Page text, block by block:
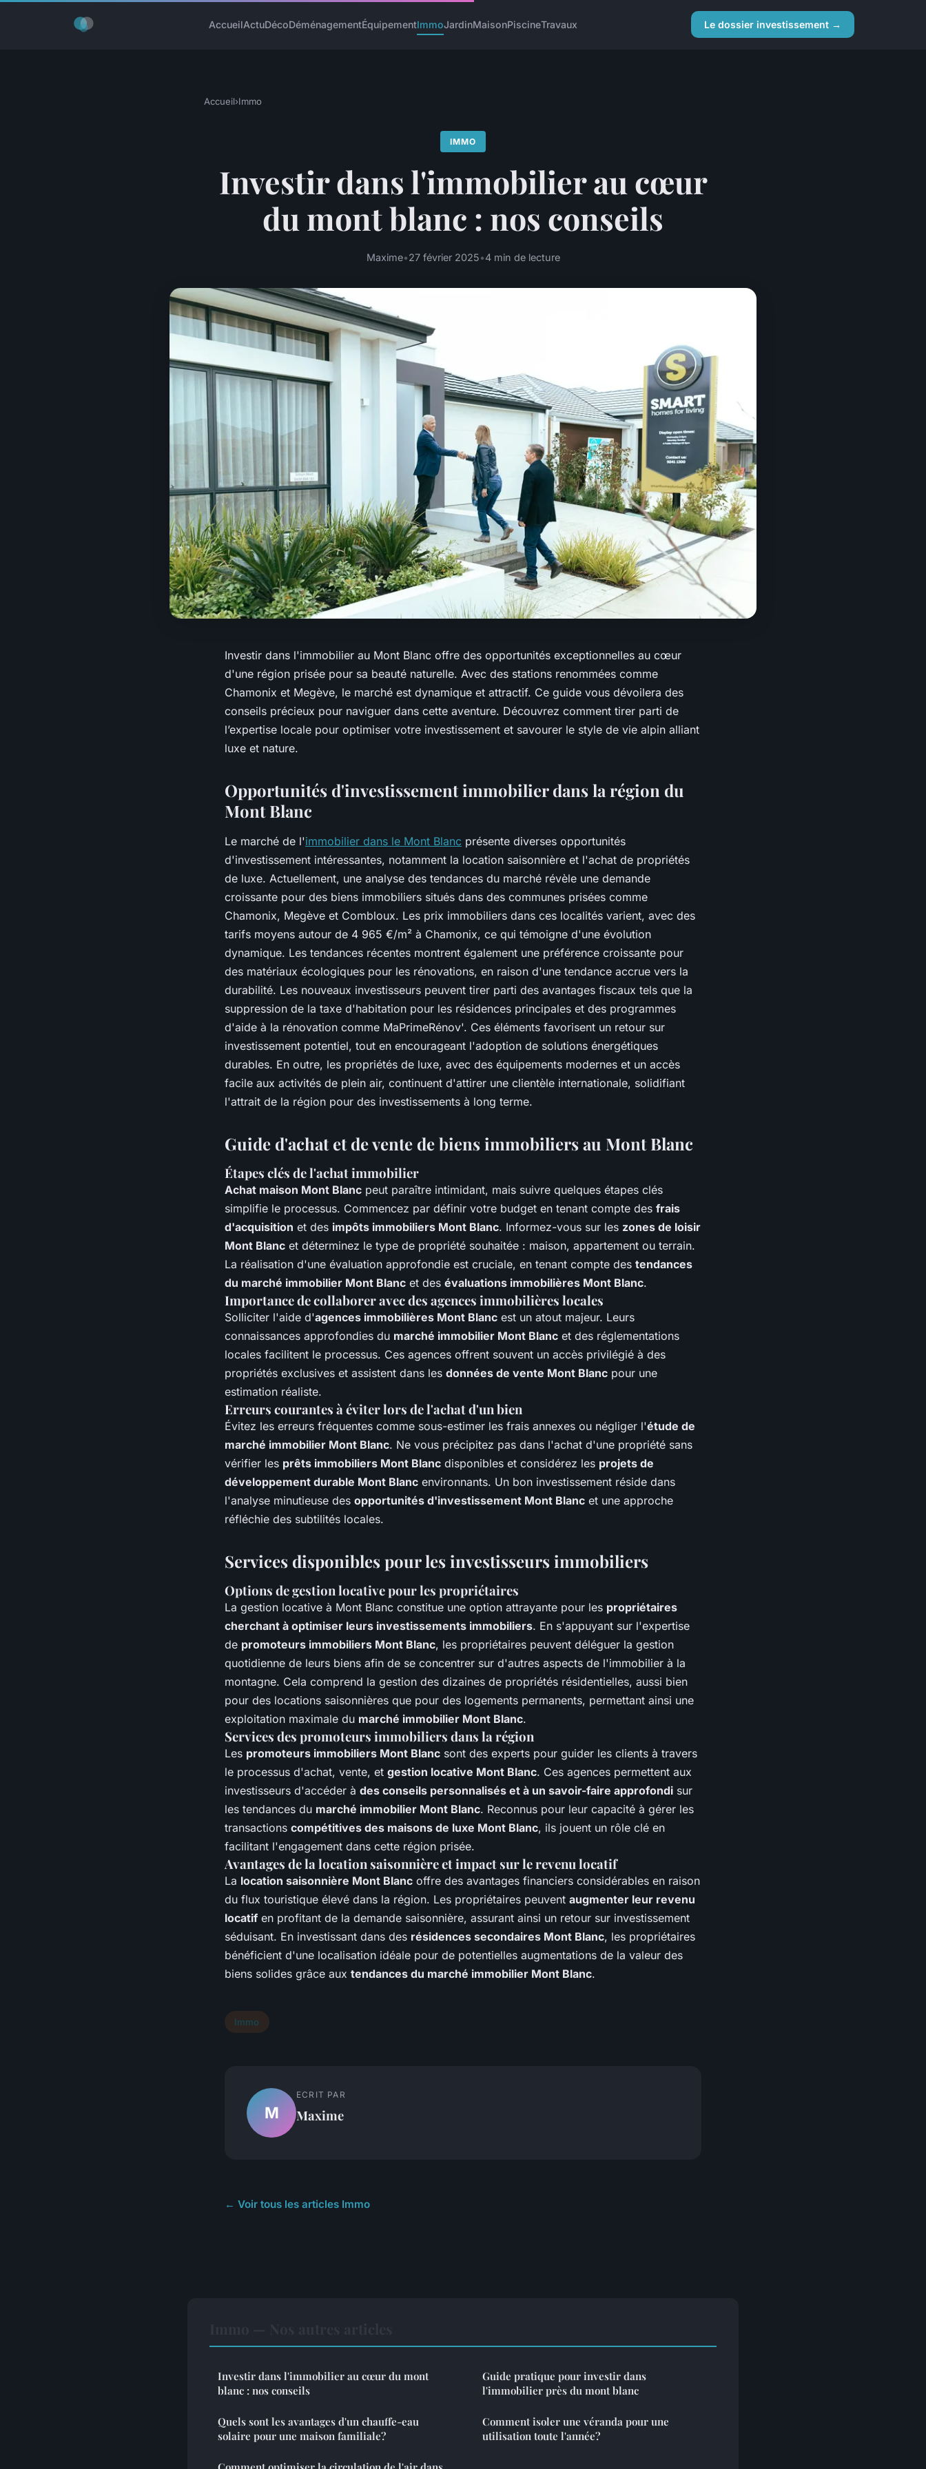
AccueilActuDécoDéménagementÉquipementImmoJardinMaisonPiscineTravaux Le dossier investissement →
Accueil›Immo
IMMO
Investir dans l'immobilier au cœur
du mont blanc : nos conseils
Maxime•27 février 2025•4 min de lecture
Investir dans l'immobilier au Mont Blanc offre des opportunités exceptionnelles au cœur
d'une région prisée pour sa beauté naturelle. Avec des stations renommées comme
Chamonix et Megève, le marché est dynamique et attractif. Ce guide vous dévoilera des
conseils précieux pour naviguer dans cette aventure. Découvrez comment tirer parti de
l’expertise locale pour optimiser votre investissement et savourer le style de vie alpin alliant
luxe et nature.
Opportunités d'investissement immobilier dans la région du
Mont Blanc
Le marché de l'immobilier dans le Mont Blanc présente diverses opportunités
d'investissement intéressantes, notamment la location saisonnière et l'achat de propriétés
de luxe. Actuellement, une analyse des tendances du marché révèle une demande
croissante pour des biens immobiliers situés dans des communes prisées comme
Chamonix, Megève et Combloux. Les prix immobiliers dans ces localités varient, avec des
tarifs moyens autour de 4 965 €/m² à Chamonix, ce qui témoigne d'une évolution
dynamique. Les tendances récentes montrent également une préférence croissante pour
des matériaux écologiques pour les rénovations, en raison d'une tendance accrue vers la
durabilité. Les nouveaux investisseurs peuvent tirer parti des avantages fiscaux tels que la
suppression de la taxe d'habitation pour les résidences principales et des programmes
d'aide à la rénovation comme MaPrimeRénov'. Ces éléments favorisent un retour sur
investissement potentiel, tout en encourageant l'adoption de solutions énergétiques
durables. En outre, les propriétés de luxe, avec des équipements modernes et un accès
facile aux activités de plein air, continuent d'attirer une clientèle internationale, solidifiant
l'attrait de la région pour des investissements à long terme.
Guide d'achat et de vente de biens immobiliers au Mont Blanc
Étapes clés de l'achat immobilier
Achat maison Mont Blanc peut paraître intimidant, mais suivre quelques étapes clés
simplifie le processus. Commencez par définir votre budget en tenant compte des frais
d'acquisition et des impôts immobiliers Mont Blanc. Informez-vous sur les zones de loisir
Mont Blanc et déterminez le type de propriété souhaitée : maison, appartement ou terrain.
La réalisation d'une évaluation approfondie est cruciale, en tenant compte des tendances
du marché immobilier Mont Blanc et des évaluations immobilières Mont Blanc.
Importance de collaborer avec des agences immobilières locales
Solliciter l'aide d'agences immobilières Mont Blanc est un atout majeur. Leurs
connaissances approfondies du marché immobilier Mont Blanc et des réglementations
locales facilitent le processus. Ces agences offrent souvent un accès privilégié à des
propriétés exclusives et assistent dans les données de vente Mont Blanc pour une
estimation réaliste.
Erreurs courantes à éviter lors de l'achat d'un bien
Évitez les erreurs fréquentes comme sous-estimer les frais annexes ou négliger l'étude de
marché immobilier Mont Blanc. Ne vous précipitez pas dans l'achat d'une propriété sans
vérifier les prêts immobiliers Mont Blanc disponibles et considérez les projets de
développement durable Mont Blanc environnants. Un bon investissement réside dans
l'analyse minutieuse des opportunités d'investissement Mont Blanc et une approche
réfléchie des subtilités locales.
Services disponibles pour les investisseurs immobiliers
Options de gestion locative pour les propriétaires
La gestion locative à Mont Blanc constitue une option attrayante pour les propriétaires
cherchant à optimiser leurs investissements immobiliers. En s'appuyant sur l'expertise
de promoteurs immobiliers Mont Blanc, les propriétaires peuvent déléguer la gestion
quotidienne de leurs biens afin de se concentrer sur d'autres aspects de l'immobilier à la
montagne. Cela comprend la gestion des dizaines de propriétés résidentielles, aussi bien
pour des locations saisonnières que pour des logements permanents, permettant ainsi une
exploitation maximale du marché immobilier Mont Blanc.
Services des promoteurs immobiliers dans la région
Les promoteurs immobiliers Mont Blanc sont des experts pour guider les clients à travers
le processus d'achat, vente, et gestion locative Mont Blanc. Ces agences permettent aux
investisseurs d'accéder à des conseils personnalisés et à un savoir-faire approfondi sur
les tendances du marché immobilier Mont Blanc. Reconnus pour leur capacité à gérer les
transactions compétitives des maisons de luxe Mont Blanc, ils jouent un rôle clé en
facilitant l'engagement dans cette région prisée.
Avantages de la location saisonnière et impact sur le revenu locatif
La location saisonnière Mont Blanc offre des avantages financiers considérables en raison
du flux touristique élevé dans la région. Les propriétaires peuvent augmenter leur revenu
locatif en profitant de la demande saisonnière, assurant ainsi un retour sur investissement
séduisant. En investissant dans des résidences secondaires Mont Blanc, les propriétaires
bénéficient d'une localisation idéale pour de potentielles augmentations de la valeur des
biens solides grâce aux tendances du marché immobilier Mont Blanc.
Immo
M
ECRIT PAR
Maxime
← Voir tous les articles Immo
Investir dans l'immobilier au cœur du mont
blanc : nos conseils
Quels sont les avantages d'un chauffe-eau
solaire pour une maison familiale?
Guide pratique pour investir dans
l'immobilier près du mont blanc
Comment isoler une véranda pour une
utilisation toute l'année?